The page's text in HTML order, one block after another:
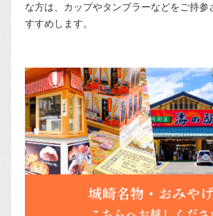
な方は、カップやタンブラーなどをご持参
すすめします。